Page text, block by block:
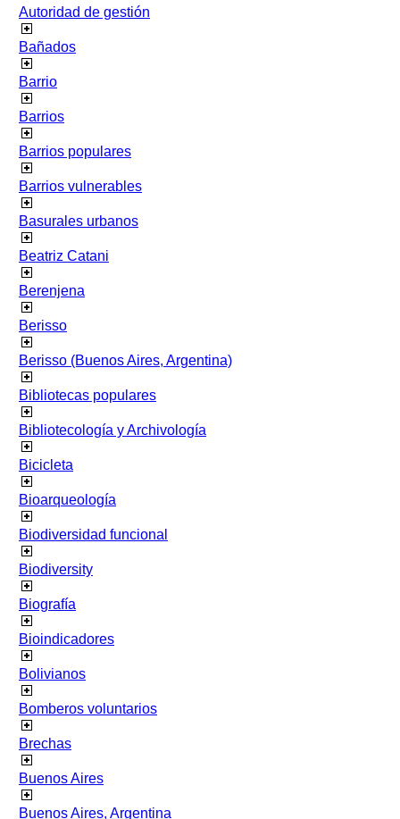
Autoridad de gestión
Bañados
Barrio
Barrios
Barrios populares
Barrios vulnerables
Basurales urbanos
Beatriz Catani
Berenjena
Berisso
Berisso (Buenos Aires, Argentina)
Bibliotecas populares
Bibliotecología y Archivología
Bicicleta
Bioarqueología
Biodiversidad funcional
Biodiversity
Biografía
Bioindicadores
Bolivianos
Bomberos voluntarios
Brechas
Buenos Aires
Buenos Aires, Argentina